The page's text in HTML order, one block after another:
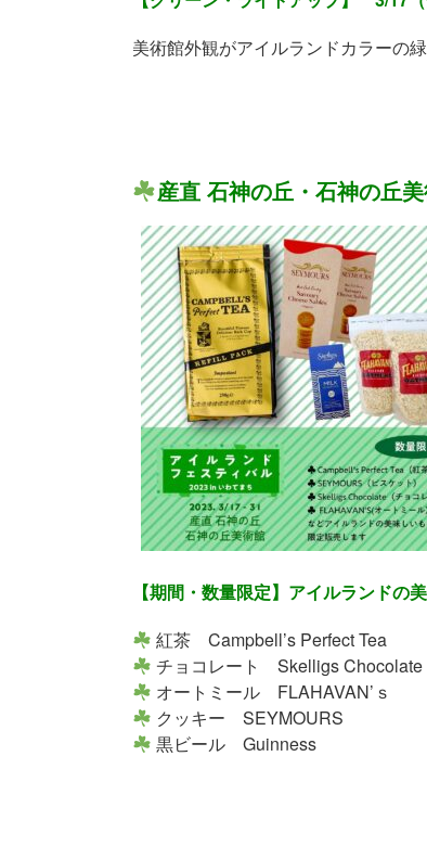
美術館外観がアイルランドカラーの
産直 石神の丘・石神の丘
【期間・数量限定】アイルランドの
紅茶 Campbell’s Perfect Tea
チョコレート Skelligs Chocolate
オートミール FLAHAVAN’ｓ
クッキー SEYMOURS
黒ビール Guinness